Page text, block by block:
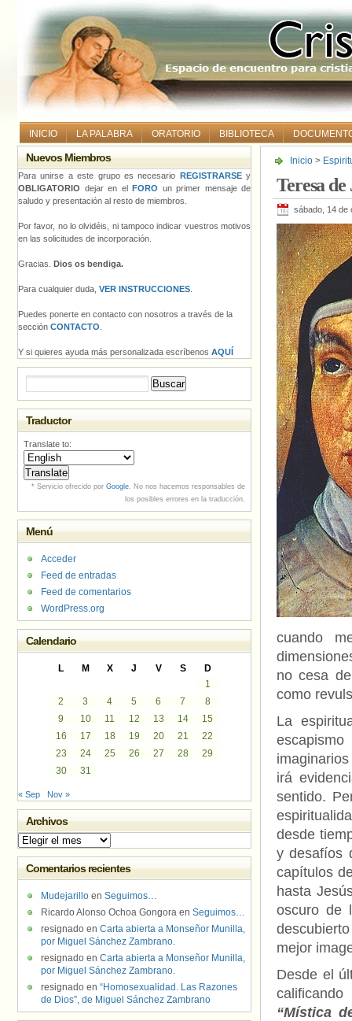
INICIO LA PALABRA ORATORIO BIBLIOTECA
Inicio >
Teresa de
sábado, 14 de
cuando
no cesa
como
La
irá
sentido.
desde
y desafíos
capítulos
hasta
oscuro de
mejor
Desde el
“Mística
Nuevos Miembros
Para unirse a este grupo es necesario REGISTRARSEy
OBLIGATORIO dejar en el FORO un primer mensaje de
saludo y presentación al resto de miembros.
Por favor, no lo olvidéis, ni tampoco indicar vuestros motivos
en las solicitudes de incorporación.
Gracias. Dios os bendiga.
Para cualquier duda, VER INSTRUCCIONES
Puedes ponerte en contacto con nosotros a través de la
sección CONTACTO
Y si quieres ayuda más personalizada escríbenos AQUÍ
Traductor
Translate to:
* Servicio ofrecido por Google. No nos hacemos responsables de
los posibles errores en la traducción.
Menú
Acceder
Feed de entradas
Feed de comentarios
WordPress.org
Calendario
L M X J V S
D
1
2
3 4 5 6 7
8
9
10 11 12 13 14
15
16
17 18 19 20 21
22
23
24 25 26 27 28
29
30
31
« Sep Nov »
Archivos
Archivos
Comentarios recientes
Mudejarillo en Seguimos…
Ricardo Alonso Ochoa Gongora en Seguimos…
resignado en Carta abierta a Monseñor Munilla,
por Miguel Sánchez Zambrano.
resignado en Carta abierta a Monseñor Munilla,
por Miguel Sánchez Zambrano.
resignado en “Homosexualidad. Las Razones
de Dios”, de Miguel Sánchez Zambrano